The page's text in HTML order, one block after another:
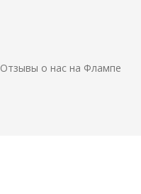
Отзывы о нас на Флампе